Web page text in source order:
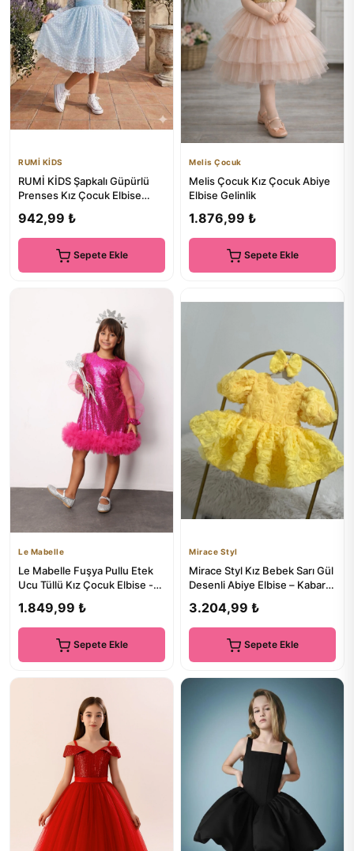
RUMİ KİDS
RUMİ KİDS Şapkalı Güpürlü
Prenses Kız Çocuk Elbise
942,99 ₺
Sepete Ekle
Melis Çocuk
Melis Çocuk Kız Çocuk Abiye
Elbise Gelinlik
1.876,99 ₺
Sepete Ekle
Le Mabelle
Le Mabelle Fuşya Pullu Etek
Ucu Tüllü Kız Çocuk Elbise -
1.849,99 ₺
Sepete Ekle
Mirace Styl
Mirace Styl Kız Bebek Sarı Gül
Desenli Abiye Elbise – Kabarık
3.204,99 ₺
Sepete Ekle